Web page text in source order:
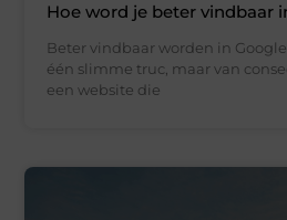
Hoe word je beter vindbaar
Beter vindbaar worden in
één slimme truc, maar van
een website die